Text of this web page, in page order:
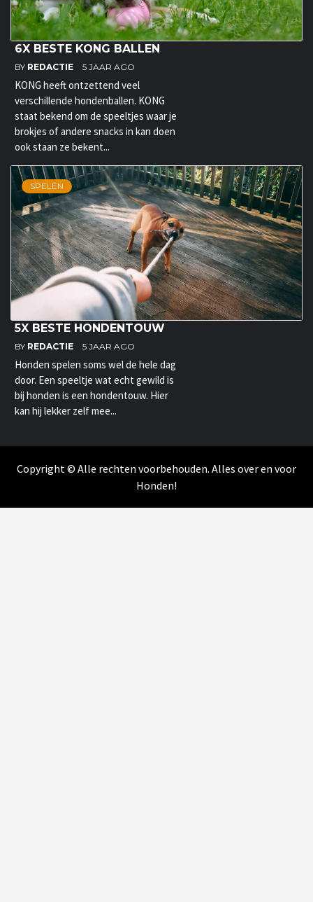
6X BESTE KONG BALLEN
BY REDACTIE 5 JAAR AGO
KONG heeft ontzettend veel
verschillende hondenballen. KONG
staat bekend om de speeltjes waar je
brokjes of andere snacks in kan doen
ook staan ze bekent...
SPELEN
5X BESTE HONDENTOUW
BY REDACTIE 5 JAAR AGO
Honden spelen soms wel de hele dag
door. Een speeltje wat echt gewild is
bij honden is een hondentouw. Hier
kan hij lekker zelf mee...
Copyright © Alle rechten voorbehouden. Alles over en voor
Honden!